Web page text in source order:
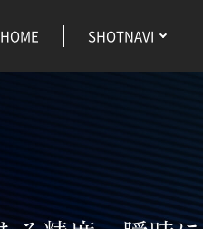
HOME SHOTNAVI